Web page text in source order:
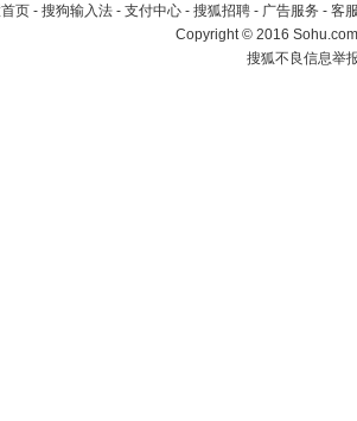
页 - 搜狗输入法 - 支付中心 - 搜狐招聘 - 广告服务 - 客
Copyright©2016
搜狐不良信息举